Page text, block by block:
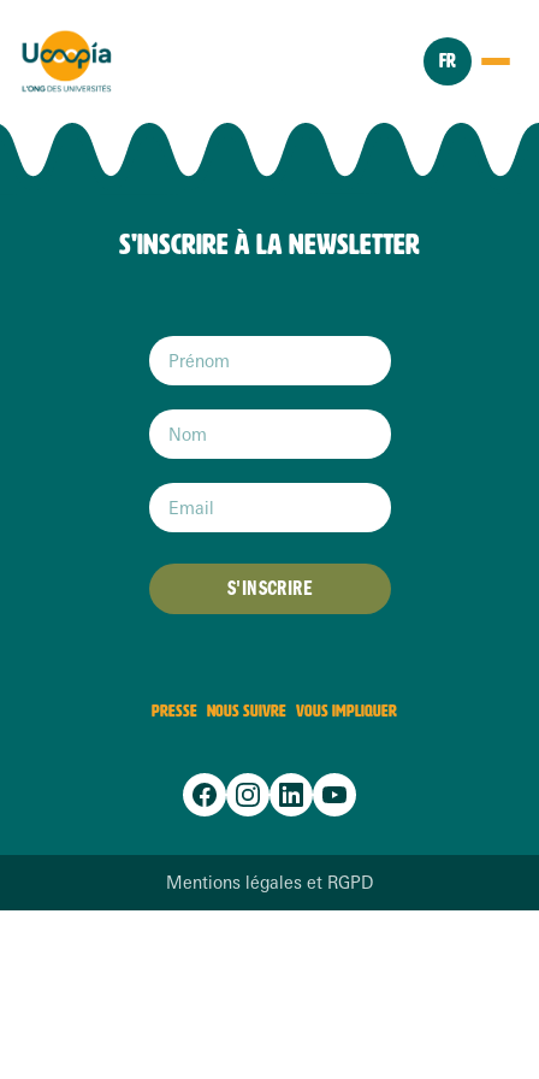
FR
S'INSCRIRE À LA NEWSLETTER
S'INSCRIRE
PRESSE NOUS SUIVRE VOUS IMPLIQUER
Mentions légales et RGPD